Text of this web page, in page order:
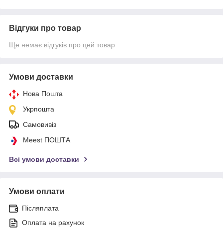
Відгуки про товар
Ще немає відгуків про цей товар
Умови доставки
Нова Пошта
Укрпошта
Самовивіз
Meest ПОШТА
Всі умови доставки
Умови оплати
Післяплата
Оплата на рахунок